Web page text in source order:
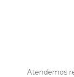
Atendemos